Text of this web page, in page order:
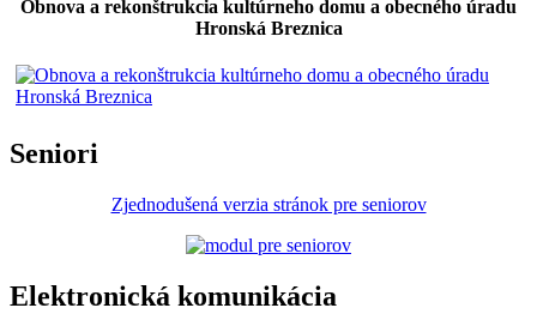
Obnova a rekonštrukcia kultúrneho domu a obecného úradu
Hronská Breznica
Seniori
Zjednodušená verzia stránok pre seniorov
Elektronická komunikácia